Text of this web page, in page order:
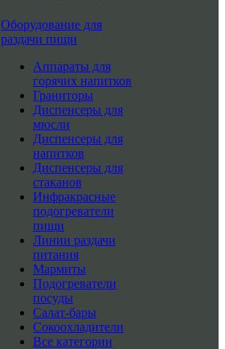
Оборудование для
раздачи пищи
Аппараты для
горячих напитков
Граниторы
Диспенсеры для
мюсли
Диспенсеры для
напитков
Диспенсеры для
стаканов
Инфракрасные
подогреватели
пищи
Линии раздачи
питания
Мармиты
Подогреватели
посуды
Салат-бары
Сокоохладители
Все категории